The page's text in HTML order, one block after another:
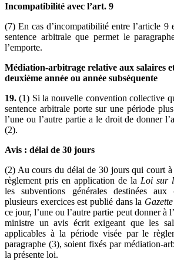
Incompatibilité avec l’art. 9
(7) En cas d’incompatibilité entre l’article 9
sentence arbitrale que permet le
l’emporte.
Médiation-arbitrage relative aux salaires
deuxième année ou année subséquente
19.(1) Si la nouvelle convention collective
sentence arbitrale porte sur une période
l’une ou l’autre partie a le droit de donner
(2).
Avis : délai de 30 jours
(2) Au cours du délai de 30 jours qui court
règlement pris en application de la Loi sur
les subventions générales destinées
plusieurs exercices est publié dans la
ce jour, l’une ou l’autre partie peut donner à
ministre un avis écrit exigeant que les
applicables à la période visée par le
paragraphe (3), soient fixés par médiation-
la présente loi.